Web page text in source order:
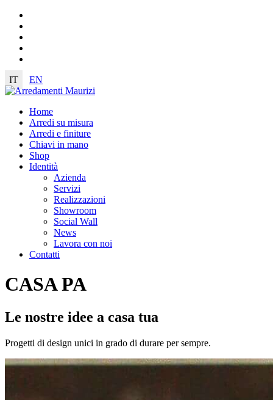
IT EN
Home
Arredi su misura
Arredi e finiture
Chiavi in mano
Shop
Identità
Azienda
Servizi
Realizzazioni
Showroom
Social Wall
News
Lavora con noi
Contatti
CASA PA
Le nostre idee a casa tua
Progetti di design unici in grado di durare per sempre.